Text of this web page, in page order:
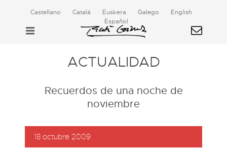
Castellano Català Euskera Galego
English
Español
ACTUALIDAD
Recuerdos de una noche de
noviembre
18 octubre 2009